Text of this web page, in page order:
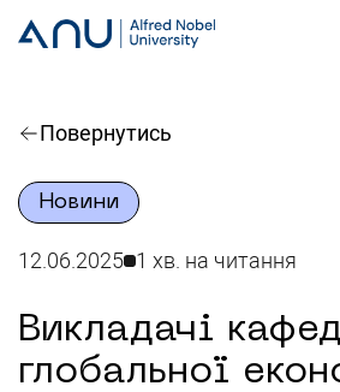
Повернутись
Новини
12.06.2025 1 хв. на читання
Викладачі
глобальної